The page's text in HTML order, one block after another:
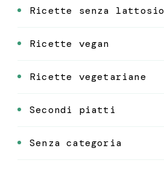
Ricette senza lattosio
Ricette vegan
Ricette vegetariane
Secondi piatti
Senza categoria